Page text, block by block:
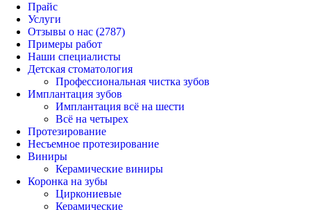
Прайс
Услуги
Отзывы о нас (2787)
Примеры работ
Наши специалисты
Детская стоматология
Профессиональная чистка зубов
Имплантация зубов
Имплантация всё на шести
Всё на четырех
Протезирование
Несъемное протезирование
Виниры
Керамические виниры
Коронка на зубы
Циркониевые
Керамические